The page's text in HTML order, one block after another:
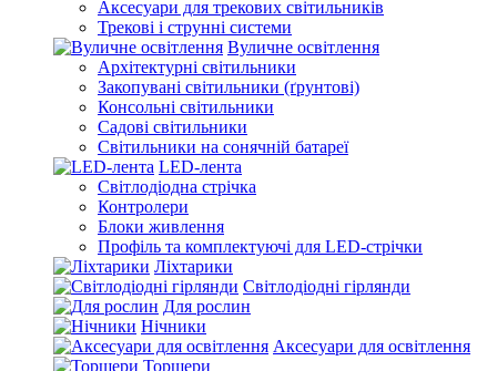
Аксесуари для трекових світильників
Трекові і струнні системи
Вуличне освітлення
Архітектурні світильники
Закопувані світильники (ґрунтові)
Консольні світильники
Садові світильники
Світильники на сонячній батареї
LED-лента
Світлодіодна стрічка
Контролери
Блоки живлення
Профіль та комплектуючі для LED-стрічки
Ліхтарики
Світлодіодні гірлянди
Для рослин
Нічники
Аксесуари для освітлення
Торшери